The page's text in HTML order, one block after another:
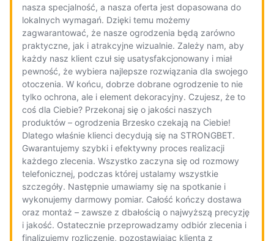
nasza specjalność, a nasza oferta jest dopasowana do
lokalnych wymagań. Dzięki temu możemy
zagwarantować, że nasze ogrodzenia będą zarówno
praktyczne, jak i atrakcyjne wizualnie. Zależy nam, aby
każdy nasz klient czuł się usatysfakcjonowany i miał
pewność, że wybiera najlepsze rozwiązania dla swojego
otoczenia. W końcu, dobrze dobrane ogrodzenie to nie
tylko ochrona, ale i element dekoracyjny. Czujesz, że to
coś dla Ciebie? Przekonaj się o jakości naszych
produktów – ogrodzenia Brzesko czekają na Ciebie!
Dlatego właśnie klienci decydują się na STRONGBET.
Gwarantujemy szybki i efektywny proces realizacji
każdego zlecenia. Wszystko zaczyna się od rozmowy
telefonicznej, podczas której ustalamy wszystkie
szczegóły. Następnie umawiamy się na spotkanie i
wykonujemy darmowy pomiar. Całość kończy dostawa
oraz montaż – zawsze z dbałością o najwyższą precyzję
i jakość. Ostatecznie przeprowadzamy odbiór zlecenia i
finalizujemy rozliczenie, pozostawiając klienta z